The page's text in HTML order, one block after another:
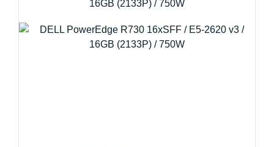
16GB (2133P) / 750W